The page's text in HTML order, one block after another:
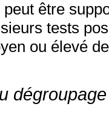
être
tests
ou élevé